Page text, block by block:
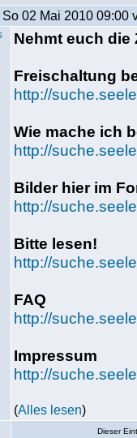
So 02 Mai 2010 09:00
Nehmt euch die
Freischaltung
http://
Wie mache ich
http://
Bilder hier im
http://
Bitte lesen!
http://
FAQ
http://
Impressum
http://
(Alles lesen)
Dieser